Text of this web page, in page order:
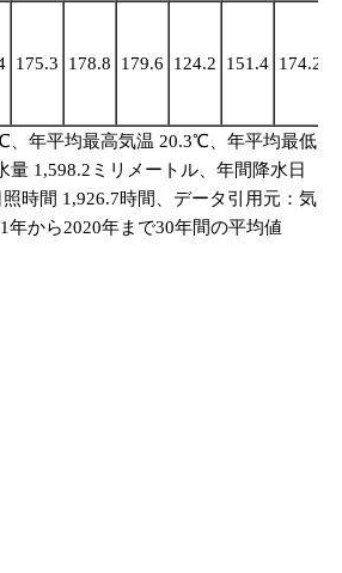
175.3 178.8 179.6 124.2 151.4 174.2
、年平均最高気温 20.3℃、年平均最低
1,598.2ミリメートル、年間降水日
時間 1,926.7時間、データ引用元：気
年から2020年まで30年間の平均値